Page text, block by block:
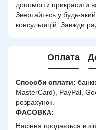
допомогти прикрасити
Звертайтесь у будь-
консультацій. Завжди
Оплата
Способи оплати:
MasterCard), PayPal,
розрахунок.
ФАСОВКА:
Насіння продається в